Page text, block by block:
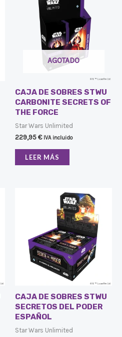
AGOTADO
CAJA DE SOBRES STWU
CARBONITE SECRETS OF
THE FORCE
Star Wars Unlimited
229,95€ IVA incluido
LEER MÁS
CAJA DE SOBRES STWU
SECRETOS DEL PODER
ESPAÑOL
Star Wars Unlimited